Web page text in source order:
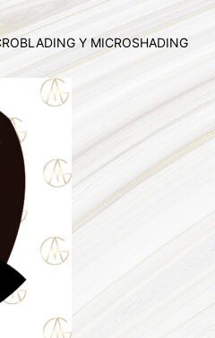
Y MICROSHADING